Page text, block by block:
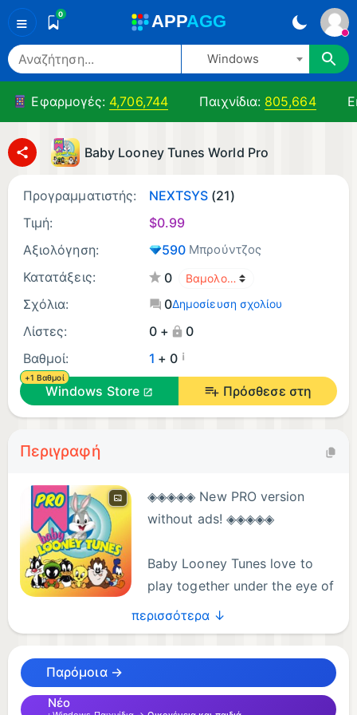
≡ 0 APPAGG
Windows
Εφαρμογές: 4,706,744 Παιχνίδια: 805,664
Baby Looney Tunes World Pro
Προγραμματιστής: NEXTSYS (21)
Τιμή:
$0.99
Αξιολόγηση:
590 Μπρούντζος
Κατατάξεις:
0
Σχόλια:
0Δημοσίευση σχολίου
Λίστες: 0 +
0
Βαθμοί:
1 + 0 ¡
+1 Βαθμοί
Windows Store Πρόσθεσε στη
Περιγραφή
◈◈◈◈◈ New PRO version
without ads! ◈◈◈◈◈
Baby Looney Tunes love to
play together under the eye of
caring grandmother Granny,
and very often discover something new or have
the better.
περισσότερα ↓
Παρόμοια →
Νέο